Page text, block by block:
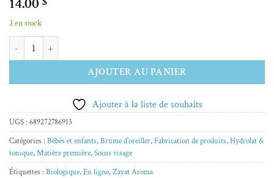
2 en stock
quantité de Hydrolat camomille noble
AJOUTER AU PANIER
Alternative:
Ajouter à la liste de souhaits
UGS : 689272786913
Catégories : Bébés et enfants,Brume d'oreiller,Fabrication de produits,Hydrolat &
tonique,Matière première,Soins visage
Étiquettes : Biologique,En ligne,Zayat Aroma